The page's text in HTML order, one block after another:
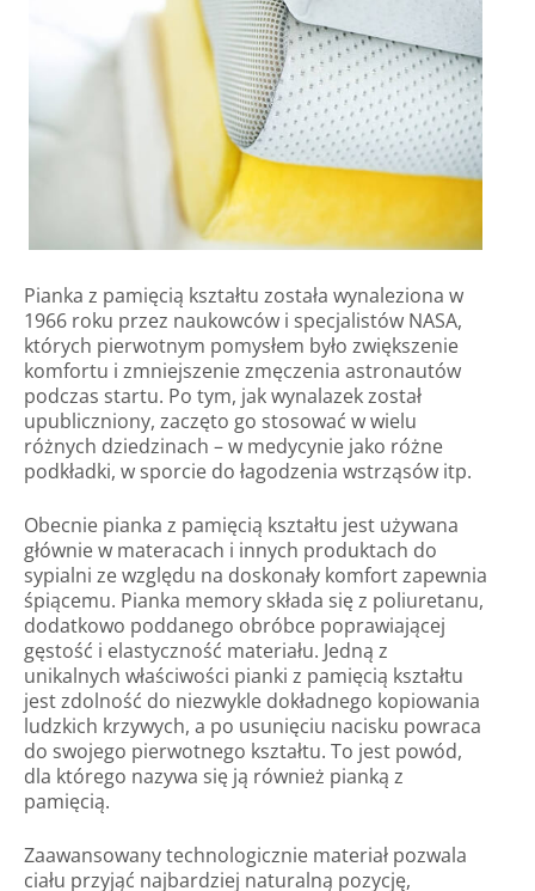
Pianka z pamięcią kształtu została wynaleziona w
1966 roku przez naukowców i specjalistów NASA,
których pierwotnym pomysłem było zwiększenie
komfortu i zmniejszenie zmęczenia astronautów
podczas startu. Po tym, jak wynalazek został
upubliczniony, zaczęto go stosować w wielu
różnych dziedzinach – w medycynie jako różne
podkładki, w sporcie do łagodzenia wstrząsów itp.
Obecnie pianka z pamięcią kształtu jest używana
głównie w materacach i innych produktach do
sypialni ze względu na doskonały komfort zapewnia
śpiącemu. Pianka memory składa się z poliuretanu,
dodatkowo poddanego obróbce poprawiającej
gęstość i elastyczność materiału. Jedną z
unikalnych właściwości pianki z pamięcią kształtu
jest zdolność do niezwykle dokładnego kopiowania
ludzkich krzywych, a po usunięciu nacisku powraca
do swojego pierwotnego kształtu. To jest powód,
dla którego nazywa się ją również pianką z
pamięcią.
Zaawansowany technologicznie materiał pozwala
ciału przyjąć najbardziej naturalną pozycję,